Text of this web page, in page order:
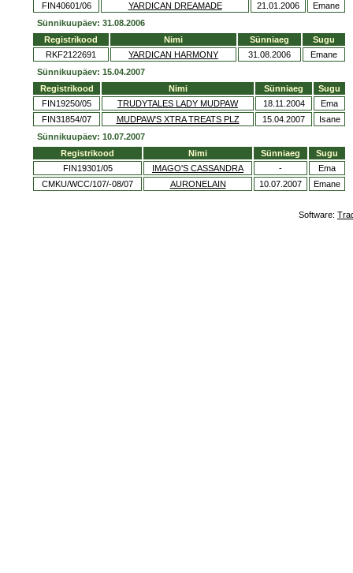
FIN40601/06
YARDICAN DREAMADE 21.01.2006
Emane
Sünnikuupäev: 31.08.2006
Registrikood
Nimi Sünniaeg
Sugu
RKF2122691
YARDICAN HARMONY 31.08.2006
Emane
Sünnikuupäev: 15.04.2007
Registrikood
Nimi Sünniaeg
Sugu
FIN19250/05
TRUDYTALES LADY MUDPAW 18.11.2004
Ema
FIN31854/07
MUDPAW'S XTRA TREATS PLZ 15.04.2007
Isane
Sünnikuupäev: 10.07.2007
Registrikood
Nimi Sünniaeg
Sugu
FIN19301/05
IMAGO'S CASSANDRA -
Ema
CMKU/WCC/107/-08/07
AURONELAIN 10.07.2007 Emane
Software: